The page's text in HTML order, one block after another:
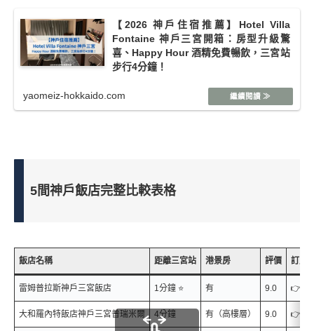
【2026 神戶住宿推薦】Hotel Villa
Fontaine 神戶三宮開箱：房型升級驚
喜、Happy Hour 酒精免費暢飲，三宮站
步行4分鐘！
yaomeiz-hokkaido.com
5間神戶飯店完整比較表格
飯店名稱 距離三宮站 港景房 評價 訂房
雷姆普拉斯神戶三宮飯店 1分鐘 ⭐ 有 9.0 👉
大和羅內特飯店神戶三宮普瑞米爾 4分鐘 有（高樓層） 9.0 👉